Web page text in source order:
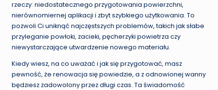
rzeczy: niedostatecznego przygotowania powierzchni,
nierównomiernej aplikacji i zbyt szybkiego użytkowania. To
pozwoli Ci uniknąć najczęstszych problemów, takich jak słabe
przyleganie powłoki, zacieki, pęcherzyki powietrza czy
niewystarczające utwardzenie nowego materiału.
Kiedy wiesz, na co uważać i jak się przygotować, masz
pewność, że renowacja się powiedzie, a z odnowionej wanny
będziesz zadowolony przez długi czas. Ta świadomość